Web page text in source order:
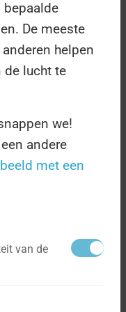
Daar komen
om elkaar
om meer
met elkaar uit
zelf mogen
aansluiten.
te vinden op
De meeste
helpen
de lucht te
we!
andere
met een
van de